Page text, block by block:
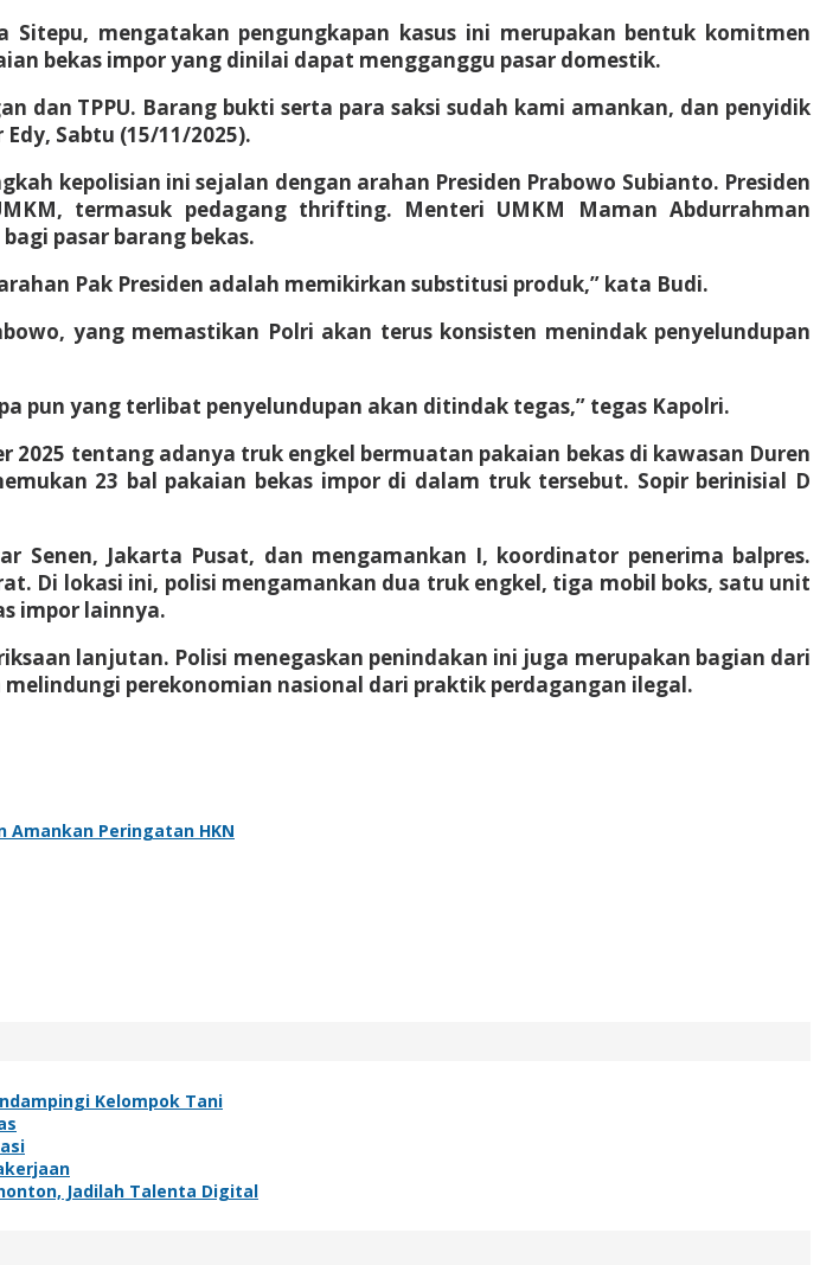
Sitepu, mengatakan pengungkapan kasus ini merupakan bentuk komitmen
bekas impor yang dinilai dapat mengganggu pasar domestik.
dan TPPU. Barang bukti serta para saksi sudah kami amankan, dan penyidik
Sabtu (15/11/2025).
kepolisian ini sejalan dengan arahan Presiden Prabowo Subianto. Presiden
termasuk pedagang thrifting. Menteri UMKM Maman Abdurrahman
pasar barang bekas.
Pak Presiden adalah memikirkan substitusi produk,” kata Budi.
yang memastikan Polri akan terus konsisten menindak penyelundupan
pun yang terlibat penyelundupan akan ditindak tegas,” tegas Kapolri.
tentang adanya truk engkel bermuatan pakaian bekas di kawasan Duren
23 bal pakaian bekas impor di dalam truk tersebut. Sopir berinisial D
Senen, Jakarta Pusat, dan mengamankan I, koordinator penerima balpres.
Di lokasi ini, polisi mengamankan dua truk engkel, tiga mobil boks, satu unit
impor lainnya.
lanjutan. Polisi menegaskan penindakan ini juga merupakan bagian dari
perekonomian nasional dari praktik perdagangan ilegal.
Amankan Peringatan HKN
Kelompok Tani
Jadilah Talenta Digital